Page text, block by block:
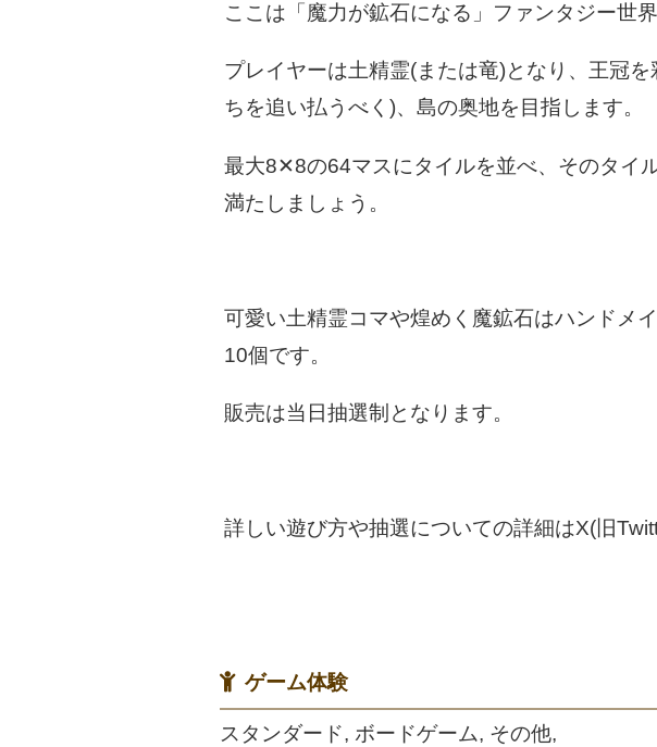
ここは「魔力が鉱石になる」ファンタジー世界
プレイヤーは土精霊(または竜)となり、王冠
ちを追い払うべく)、島の奥地を目指します。
最大8✕8の64マスにタイルを並べ、そのタイ
満たしましょう。
可愛い土精霊コマや煌めく魔鉱石はハンドメ
10個です。
販売は当日抽選制となります。
詳しい遊び方や抽選についての詳細はX(旧
ゲーム体験
スタンダード, ボードゲーム, その他,